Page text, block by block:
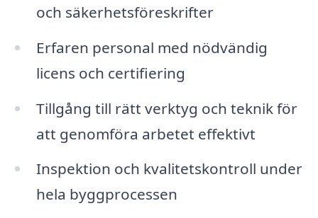
och säkerhetsföreskrifter
Erfaren personal med nödvändig
licens och certifiering
Tillgång till rätt verktyg och teknik för
att genomföra arbetet effektivt
Inspektion och kvalitetskontroll under
hela byggprocessen